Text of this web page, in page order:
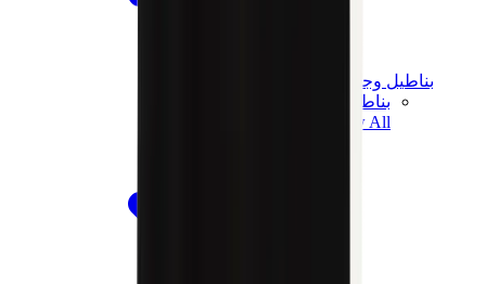
بناطيل وجوغرز وشورتات
بناطيل كروم هارتس
View All